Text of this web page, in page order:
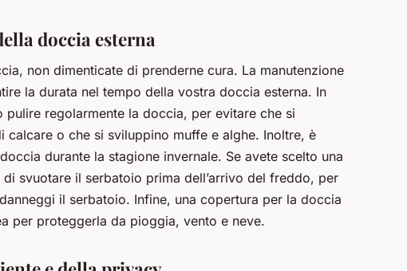
doccia esterna
non dimenticate di prenderne cura. La manutenzione
la durata nel tempo della vostra doccia esterna. In
pulire regolarmente la doccia, per evitare che si
calcare o che si sviluppino muffe e alghe. Inoltre, è
durante la stagione invernale. Se avete scelto una
svuotare il serbatoio prima dell’arrivo del freddo, per
il serbatoio. Infine, una copertura per la doccia
per proteggerla da pioggia, vento e neve.